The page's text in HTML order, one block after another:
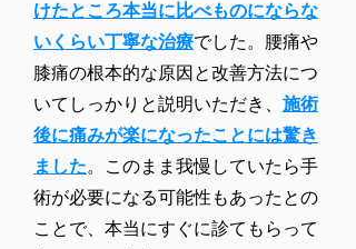
けたところ本当に比べものにならな
いくらい丁寧な治療でした。腰痛や
膝痛の根本的な原因と改善方法につ
いてしっかりと説明いただき、 施術
後に痛みが楽になったことには驚き
ました。このまま我慢していたら手
術が必要になる可能性もあったとの
ことで、本当にすぐに診てもらって